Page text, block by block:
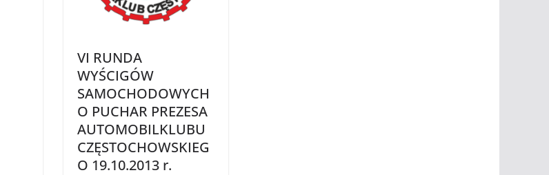
VI RUNDA
WYŚCIGÓW
SAMOCHODOWYCH
O PUCHAR PREZESA
AUTOMOBILKLUBU
CZĘSTOCHOWSKIEG
O 19.10.2013 r.